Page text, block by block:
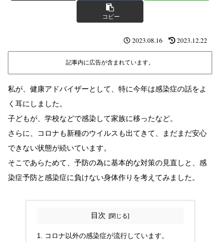
コピー
2023.08.16 2023.12.22
記事内に広告が含まれています。
私が、健康アドバイザーとして、特に今年は感染症の話をよ
く耳にしました。
子どもが、学校などで感染して家族に移ったなど。
さらに、コロナも新種のウイルスも出てきて、まだまだ安心
できない状態が続いています。
そこであらためて、予防の為に基本的な対策の見直しと、感
染症予防と感染症に負けない身体作りを考えてみました。
目次
コロナ以外の感染症が流行しています。